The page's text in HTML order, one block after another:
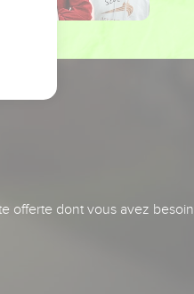
offerte dont vous avez besoin.